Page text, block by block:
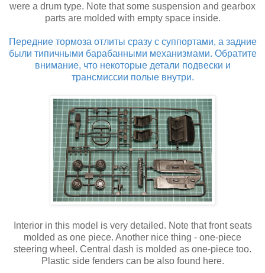
were a drum type. Note that some suspension and gearbox
parts are molded with empty space inside.
Передние тормоза отлиты сразу с суппортами, а задние
были типичными барабанными механизмами. Обратите
внимание, что некоторые детали подвески и
трансмиссии полые внутри.
Interior in this model is very detailed. Note that front seats
molded as one piece. Another nice thing - one-piece
steering wheel. Central dash is molded as one-piece too.
Plastic side fenders can be also found here.